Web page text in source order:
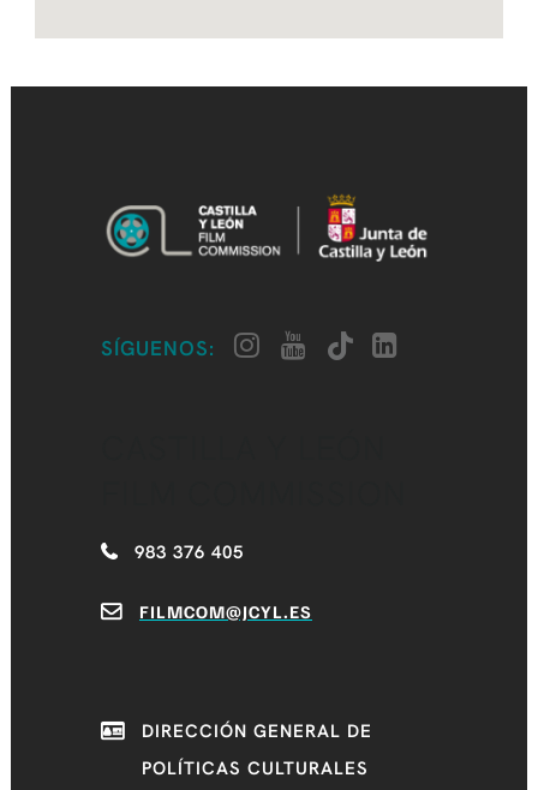
SÍGUENOS:
983 376 405
FILMCOM@JCYL.ES
DIRECCIÓN GENERAL DE
POLÍTICAS CULTURALES